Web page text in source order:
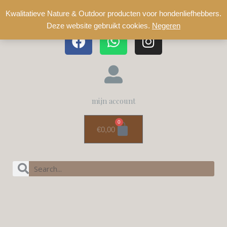
Kwalitatieve Nature & Outdoor producten voor hondenliefhebbers.
Deze website gebruikt cookies. Negeren
mijn account
€0,00
0